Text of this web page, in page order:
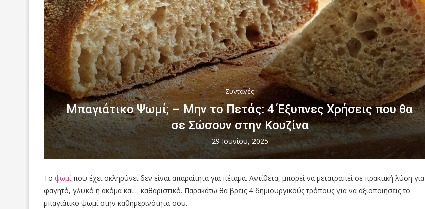
Συνταγές
Μπαγιάτικο Ψωμί; – Μην το Πετάς: 4 Έξυπνες Χρήσεις που θα
σε Σώσουν στην Κουζίνα
29 Ιουνίου, 2025
Το ψωμίπου έχει σκληρύνει δεν είναι απαραίτητα για πέταμα. Αντίθετα, μπορεί να μετατραπεί σε πρακτική λύση για
φαγητό, γλυκό ή ακόμα και… καθαριστικό. Παρακάτω θα βρεις 4 δημιουργικούς τρόπους για να αξιοποιήσεις το
μπαγιάτικο ψωμί στην καθημερινότητά σου.